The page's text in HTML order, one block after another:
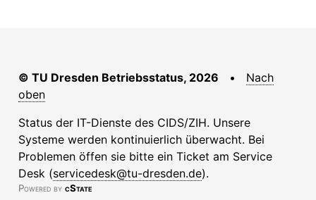
© TU Dresden Betriebsstatus, 2026 • Nach
oben
Status der IT-Dienste des CIDS/ZIH. Unsere
Systeme werden kontinuierlich überwacht. Bei
Problemen öffen sie bitte ein Ticket am Service
Desk (servicedesk@tu-dresden.de).
Powered by cState